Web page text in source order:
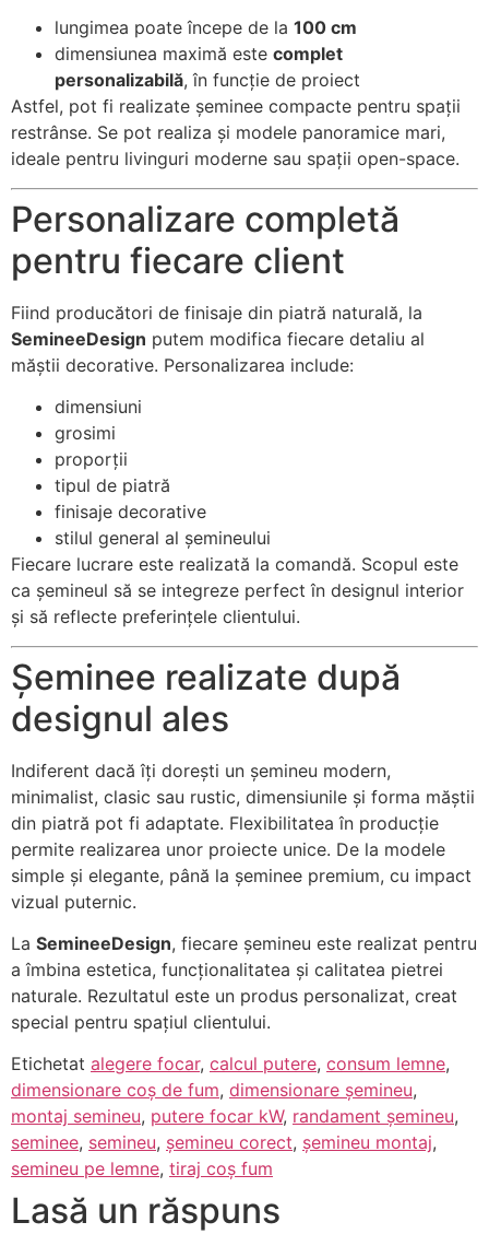
lungimea poate începe de la 100 cm
dimensiunea maximă este complet
personalizabilă, în funcție de proiect
Astfel, pot fi realizate șeminee compacte pentru spații
restrânse. Se pot realiza și modele panoramice mari,
ideale pentru livinguri moderne sau spații open-space.
Personalizare completă
pentru fiecare client
Fiind producători de finisaje din piatră naturală, la
SemineeDesign putem modifica fiecare detaliu al
măștii decorative. Personalizarea include:
dimensiuni
grosimi
proporții
tipul de piatră
finisaje decorative
stilul general al șemineului
Fiecare lucrare este realizată la comandă. Scopul este
ca șemineul să se integreze perfect în designul interior
și să reflecte preferințele clientului.
Șeminee realizate după
designul ales
Indiferent dacă îți dorești un șemineu modern,
minimalist, clasic sau rustic, dimensiunile și forma măștii
din piatră pot fi adaptate. Flexibilitatea în producție
permite realizarea unor proiecte unice. De la modele
simple și elegante, până la șeminee premium, cu impact
vizual puternic.
La SemineeDesign, fiecare șemineu este realizat pentru
a îmbina estetica, funcționalitatea și calitatea pietrei
naturale. Rezultatul este un produs personalizat, creat
special pentru spațiul clientului.
Etichetat alegere focar, calcul putere, consum lemne,
dimensionare coș de fum, dimensionare șemineu,
montaj semineu, putere focar kW, randament șemineu,
seminee, semineu, șemineu corect, șemineu montaj,
semineu pe lemne, tiraj coș fum
Lasă un răspuns
ul nostru să
funcționeze cât
mai bine posibil
în timpul vizitei
dumneavoastră.
Dacă refuzați
aceste cookie-
uri, unele
vor dispărea de
pe site.
Marketing
Împărtășindu-vă
interesele și
pe măsură ce
vizitați site-ul
nostru, creșteți
șansa de a
vedea conținut
și oferte
personalizate.